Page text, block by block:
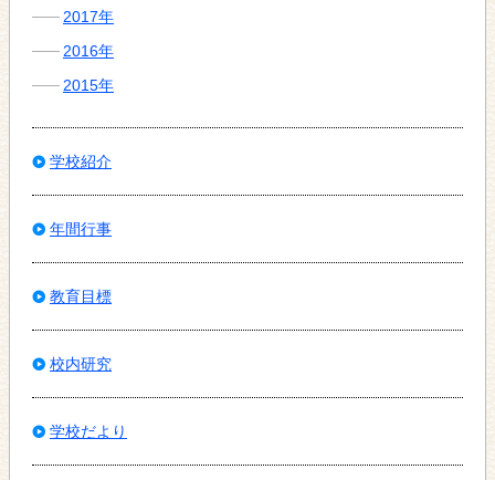
2017年
2016年
2015年
学校紹介
年間行事
教育目標
校内研究
学校だより